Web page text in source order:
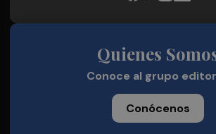
Quienes
Conoce al grupo
Conócenos